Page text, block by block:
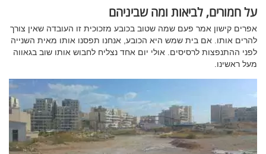
על חמורים, לביאות ומה שביניהם
אפרים קישון אמר פעם שמה שטוב בכובע מזכוכית זו העובדה שאין צורך
להרים אותו. אם בית שמש היא הכובע, אנחנו תפסנו אותו מאית השנייה
לפני ההתנפצות לרסיסים. אולי יום אחד נצליח לחבוש אותו שוב בגאווה
מעל ראשינו.